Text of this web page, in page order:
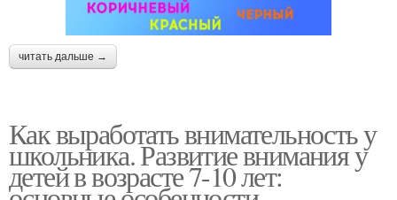
читать дальше →
Как выработать внимательность у
школьника. Развитие внимания у
детей в возрасте 7-10 лет: